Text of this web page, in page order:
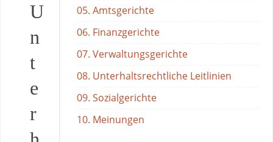
U
n
t
e
r
05. Amtsgerichte
06. Finanzgerichte
07. Verwaltungsgerichte
08. Unterhaltsrechtliche Leitlinien
09. Sozialgerichte
10. Meinungen